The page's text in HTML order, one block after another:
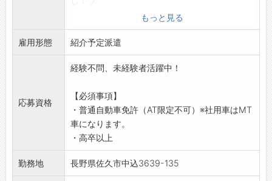
開発アプリケーションも様々な種類を取り扱っ
ており、開発工程に関しても上流から下流まで
経験が積むことができるので仕事を通じて成長
【研修制度】
最初の1週間は新入社員研修を実施し、その後配
属部署でOJT研修を実施します。
これまでのご経験や使用言語に応じて業務を割
り振ります。（開発経験の浅い方の場合は、外
注先とのやりとりや開発テストからお任せする
ことを想定しています）
【具体的な業務内容】
・初めは倉庫で商品の入出庫、在庫管理、配送
などを行い、商品を覚えていただきます。
・ルート営業は、決められたお客様の事業所や
工事現場などへの定期的な訪問になります。
・管工機材（パイプ・継手類）
・住宅設備機器（キッチン・ユニットバス・ト
イレ・ボイラー）など
【未経験OK！】
・はじめはみんな未経験なので心配無用です◎
・少しずつ慣れていってください♪
もっと見る
雇用形態 紹介予定派遣
応募資格
経験不問、未経験者活躍中！
【必須事項】
・普通自動車免許（AT限定不可）※社用車はMT
車になります。
・高卒以上
勤務地 長野県佐久市中込3639-135